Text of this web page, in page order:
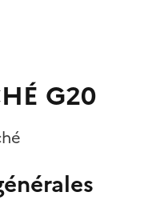
G20